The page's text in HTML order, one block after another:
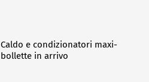
Caldo e condizionatori maxi-
bollette in arrivo